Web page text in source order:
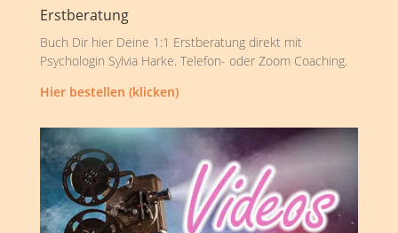
Erstberatung
Buch Dir hier Deine 1:1 Erstberatung direkt mit
Psychologin Sylvia Harke. Telefon- oder Zoom Coaching.
Hier bestellen (klicken)